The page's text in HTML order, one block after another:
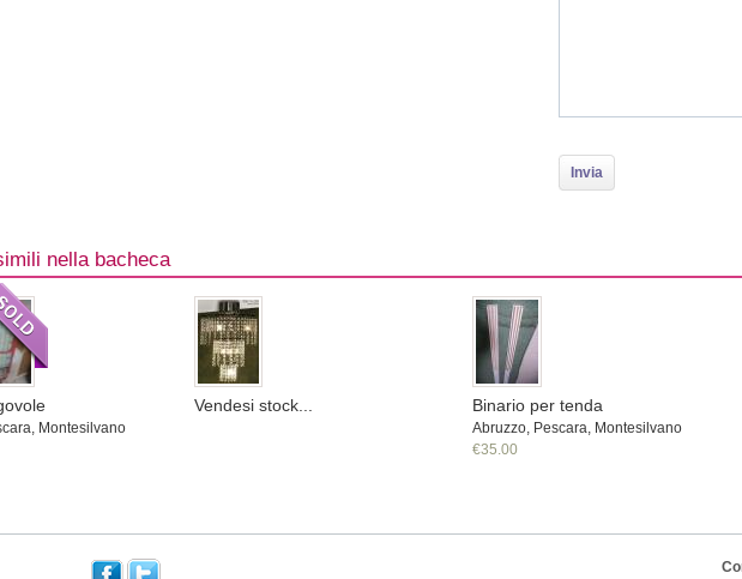
nella bacheca
Montesilvano
Vendesi stock... Binario per tenda
Abruzzo, Pescara, Montesilvano
€35.00